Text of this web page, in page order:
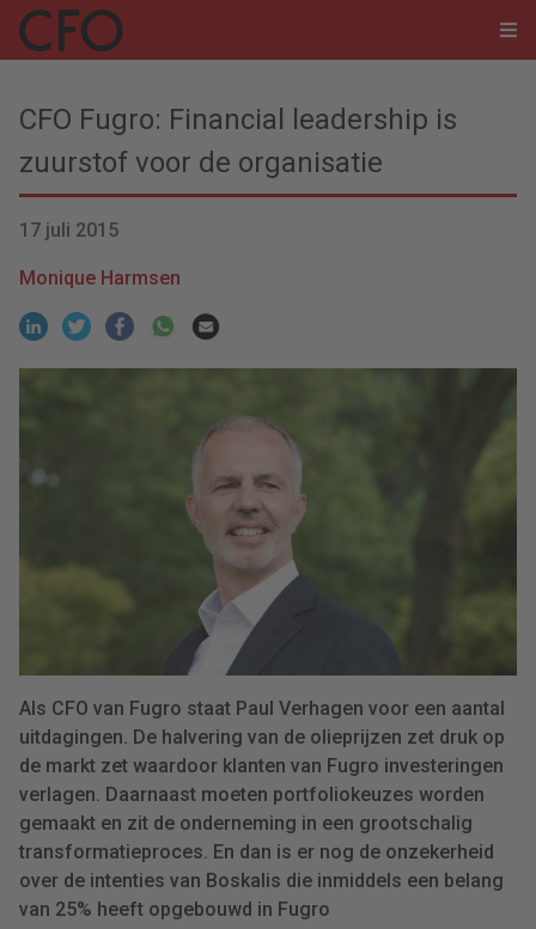
CFO Fugro: Financial leadership is
zuurstof voor de organisatie
17 juli 2015
Monique Harmsen
Als CFO van Fugro staat Paul Verhagen voor een aantal
uitdagingen. De halvering van de olieprijzen zet druk op
de markt zet waardoor klanten van Fugro investeringen
verlagen. Daarnaast moeten portfoliokeuzes worden
gemaakt en zit de onderneming in een grootschalig
transformatieproces. En dan is er nog de onzekerheid
over de intenties van Boskalis die inmiddels een belang
van 25% heeft opgebouwd in Fugro